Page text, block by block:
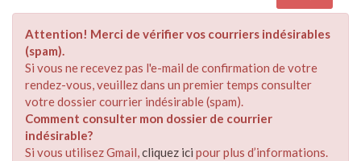
Attention! Merci de vérifier vos courriers indésirables
(spam).
Si vous ne recevez pas l'e-mail de confirmation de votre
rendez-vous, veuillez dans un premier temps consulter
votre dossier courrier indésirable (spam).
Comment consulter mon dossier de courrier
indésirable?
Si vous utilisez Gmail,cliquez ici pour plus d’informations.